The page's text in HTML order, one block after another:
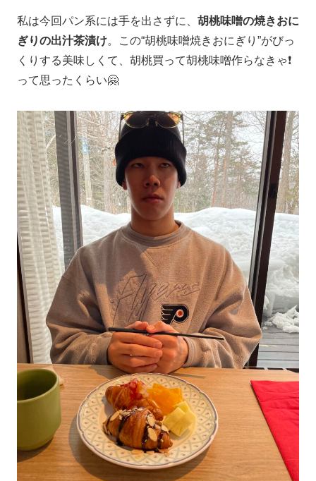
私は今回パン系には手を出さずに、 胡桃味噌の焼きおに
ぎりの出汁茶漬け。この“胡桃味噌焼きおにぎり”がびっ
くりする美味しくて、胡桃買って胡桃味噌作らなきゃ❗️
って思ったくらい🤗